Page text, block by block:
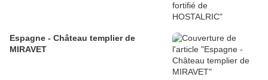
Espagne - Château templier de
MIRAVET